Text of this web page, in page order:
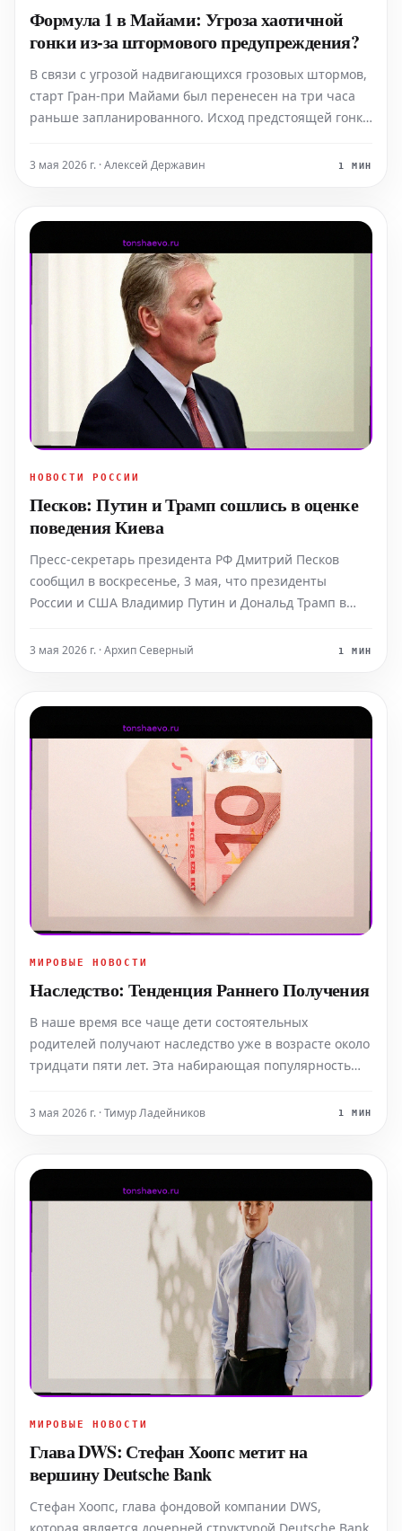
Формула 1 в Майами: Угроза хаотичной
гонки из-за штормового предупреждения?
В связи с угрозой надвигающихся грозовых штормов,
старт Гран-при Майами был перенесен на три часа
раньше запланированного. Исход предстоящей гонки
Отчасти это связано и с тем, что Макс Ферстаппен
3 мая 2026 г. · Алексей Державин 1 МИН
НОВОСТИ РОССИИ
Песков: Путин и Трамп сошлись в оценке
поведения Киева
Пресс-секретарь президента РФ Дмитрий Песков
сообщил в воскресенье, 3 мая, что президенты
России и США Владимир Путин и Дональд Трамп в
действий украинского руководства. По его словам, эти
3 мая 2026 г. · Архип Северный 1 МИН
МИРОВЫЕ НОВОСТИ
Наследство: Тенденция Раннего Получения
В наше время все чаще дети состоятельных
родителей получают наследство уже в возрасте около
тридцати пяти лет. Эта набирающая популярность
острые семейные конфликты.
3 мая 2026 г. · Тимур Ладейников 1 МИН
МИРОВЫЕ НОВОСТИ
Глава DWS: Стефан Хоопс метит на
вершину Deutsche Bank
Стефан Хоопс, глава фондовой компании DWS,